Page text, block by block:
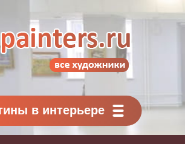
в интерьере